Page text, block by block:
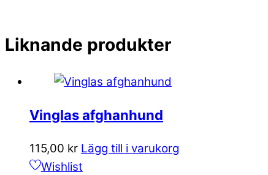
Liknande produkter
Vinglas afghanhund
115,00 kr Lägg till i varukorg
Wishlist